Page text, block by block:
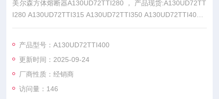
美尔森方体熔断器A130UD72TTI280 ， 产品现货:A130UD72TT
I280 A130UD72TTI315 A130UD72TTI350 A130UD72TTI400
A130UD72TTI450 A130UD72TTI500，美尔森熔断器具有高质
产品型号：A130UD72TTI400
更新时间：2025-09-24
厂商性质：经销商
访问量：146